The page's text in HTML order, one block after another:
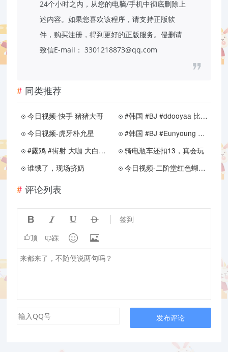
24个小时之内，从您的电脑/手机中彻底删除上
述内容。如果您喜欢该程序，请支持正版软
件，购买注册，得到更好的正版服务。侵删请
致信E-mail： 3301218873@qq.com
同类推荐
今日视频-快手 猪猪大哥
#韩国 #BJ #ddooyaa 比基尼骚舞
今日视频-虎牙朴允星
#韩国 #BJ #Eunyoung 热舞剪辑
#露鸡 #街射 大咖 大白天 吓着 #美女 了
骑电瓶车还扣13，真会玩
谁饿了，现场挤奶
今日视频-二阶堂红色蝴蝶结视频
评论列表
    签到
顶 踩  
发布评论